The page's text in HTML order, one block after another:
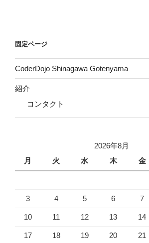
固定ページ
CoderDojo Shinagawa Gotenyama
紹介
コンタクト
2026年8月
月
火 水 木 金
3 4 5 6 7
10 11 12 13 14
17 18 19 20 21